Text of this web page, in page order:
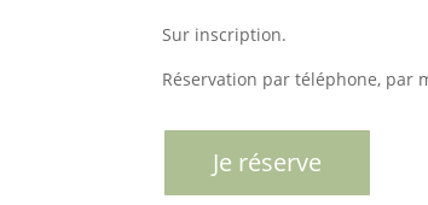
Sur inscription.
Réservation par téléphone, par
Je réserve